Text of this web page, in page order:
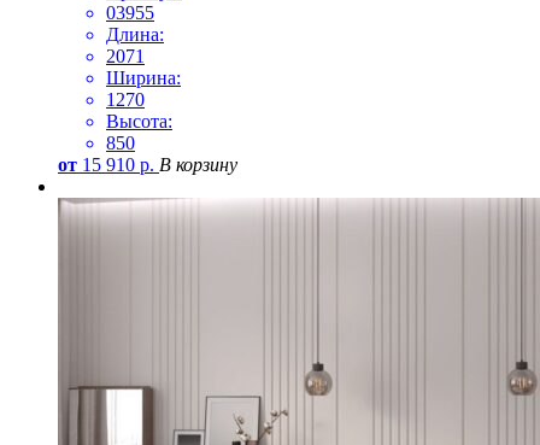
03955
Длина:
2071
Ширина:
1270
Высота:
850
от 15 910 р. В корзину